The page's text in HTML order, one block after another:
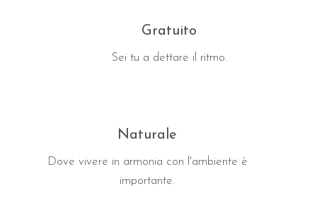
Gratuito
Sei tu a dettare il ritmo.
Naturale
Dove vivere in armonia con l'ambiente è
importante.